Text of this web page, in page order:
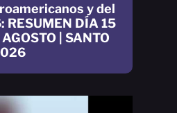
y del
RESUMEN DÍA 15
AGOSTO | SANTO